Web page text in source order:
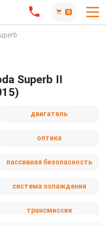
0
Superb II
двигатель
оптика
пассивная безопасность
система охлаждения
трансмиссия